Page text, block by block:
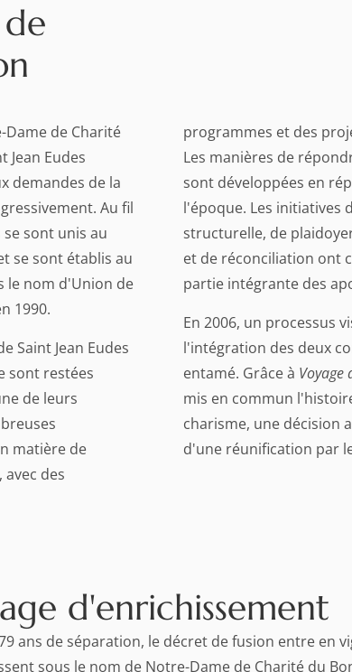
de Charité
Jean Eudes
demandes de la
Au fil
sont unis au
se sont établis au
le nom d'Union de
1990.
Saint Jean Eudes
sont restées
de leurs
matière de
des
programmes et des
Les manières de
sont développées en
l'époque. Les initiatives
structurelle, de
et de réconciliation ont
partie intégrante des
En 2006, un processus
l'intégration des deux
entamé. Grâce à Voyage
mis en commun
charisme, une décision
d'une réunification par
d'enrichissement
ans de séparation, le décret de fusion entre en
sous le nom de Notre-Dame de Charité du